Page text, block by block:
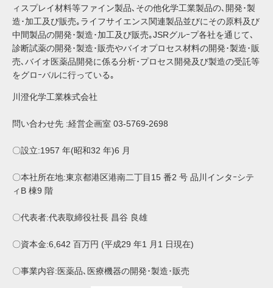
ィスプレイ材料等ファイン製品､その他化学工業製品の､開発･製
造･加工及び販売｡ライフサイエンス関連製品並びにその原料及び
中間製品の開発･製造･加工及び販売｡JSRグルｰプ各社を通じて､
診断試薬の開発･製造･販売やバイオプロセス材料の開発･製造･販
売､バイオ医薬品開発に係る分析･プロセス開発及び製造の受託等
をグロｰバルに行っている｡
川澄化学工業株式会社
問い合わせ先 :経営企画室 03-5769-2698
〇設立:1957 年(昭和32 年)6 月
〇本社所在地:東京都港区港南二丁目15 番2 号 品川インタｰシテ
ィB 棟9 階
〇代表者:代表取締役社長 昌谷 良雄
〇資本金:6,642 百万円 (平成29 年1 月1 日現在)
〇事業内容:医薬品､医療機器の開発･製造･販売